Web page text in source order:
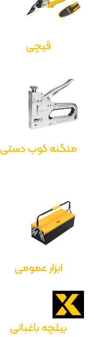
قیچی
منگنه کوب دستی
ابزار عمومی
بیلچه باغبانی